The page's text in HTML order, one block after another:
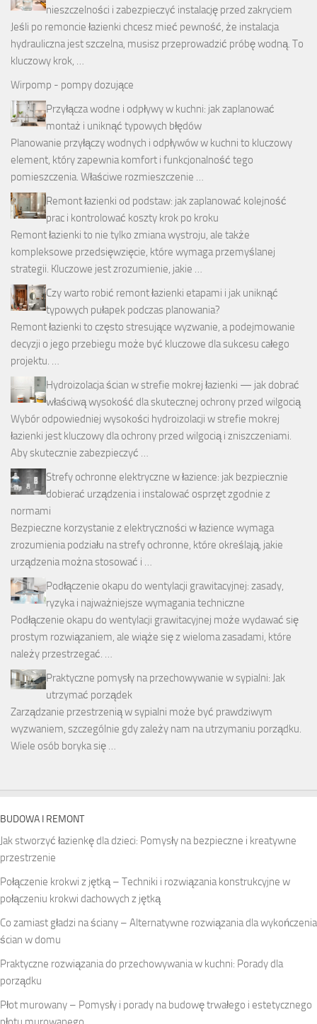
nieszczelności i zabezpieczyć instalację przed zakryciem
Jeśli po remoncie łazienki chcesz mieć pewność, że instalacja
hydrauliczna jest szczelna, musisz przeprowadzić próbę wodną. To
kluczowy krok, …
Wirpomp - pompy dozujące
Przyłącza wodne i odpływy w kuchni: jak zaplanować
montaż i uniknąć typowych błędów
Planowanie przyłączy wodnych i odpływów w kuchni to kluczowy
element, który zapewnia komfort i funkcjonalność tego
pomieszczenia. Właściwe rozmieszczenie …
Remont łazienki od podstaw: jak zaplanować kolejność
prac i kontrolować koszty krok po kroku
Remont łazienki to nie tylko zmiana wystroju, ale także
kompleksowe przedsięwzięcie, które wymaga przemyślanej
strategii. Kluczowe jest zrozumienie, jakie …
Czy warto robić remont łazienki etapami i jak uniknąć
typowych pułapek podczas planowania?
Remont łazienki to często stresujące wyzwanie, a podejmowanie
decyzji o jego przebiegu może być kluczowe dla sukcesu całego
projektu. …
Hydroizolacja ścian w strefie mokrej łazienki — jak dobrać
właściwą wysokość dla skutecznej ochrony przed wilgocią
Wybór odpowiedniej wysokości hydroizolacji w strefie mokrej
łazienki jest kluczowy dla ochrony przed wilgocią i zniszczeniami.
Aby skutecznie zabezpieczyć …
Strefy ochronne elektryczne w łazience: jak bezpiecznie
dobierać urządzenia i instalować osprzęt zgodnie z
normami
Bezpieczne korzystanie z elektryczności w łazience wymaga
zrozumienia podziału na strefy ochronne, które określają, jakie
urządzenia można stosować i …
Podłączenie okapu do wentylacji grawitacyjnej: zasady,
ryzyka i najważniejsze wymagania techniczne
Podłączenie okapu do wentylacji grawitacyjnej może wydawać się
prostym rozwiązaniem, ale wiąże się z wieloma zasadami, które
należy przestrzegać. …
Praktyczne pomysły na przechowywanie w sypialni: Jak
utrzymać porządek
Zarządzanie przestrzenią w sypialni może być prawdziwym
wyzwaniem, szczególnie gdy zależy nam na utrzymaniu porządku.
Wiele osób boryka się …
BUDOWA I REMONT
Jak stworzyć łazienkę dla dzieci: Pomysły na bezpieczne i kreatywne
przestrzenie
Połączenie krokwi z jętką – Techniki i rozwiązania konstrukcyjne w
połączeniu krokwi dachowych z jętką
Co zamiast gładzi na ściany – Alternatywne rozwiązania dla wykończenia
ścian w domu
Praktyczne rozwiązania do przechowywania w kuchni: Porady dla
porządku
Płot murowany – Pomysły i porady na budowę trwałego i estetycznego